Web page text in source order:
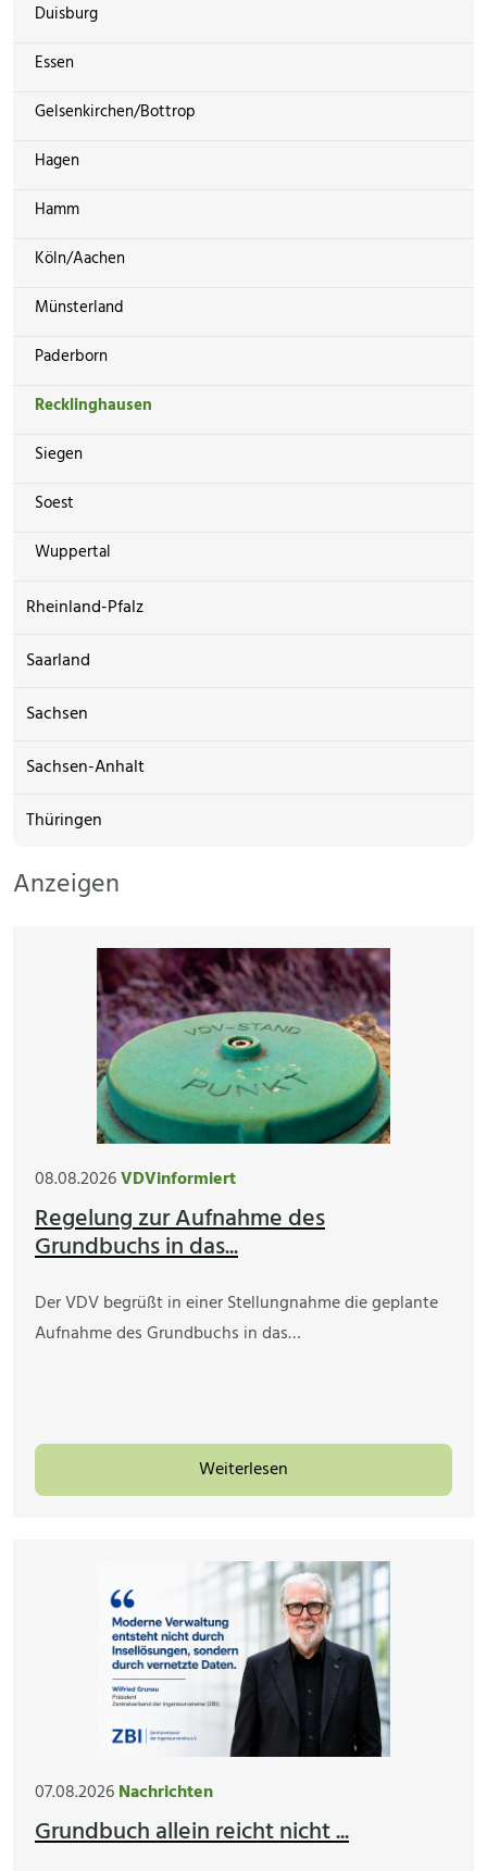
Duisburg
Essen
Gelsenkirchen/Bottrop
Hagen
Hamm
Köln/Aachen
Münsterland
Paderborn
Recklinghausen
Siegen
Soest
Wuppertal
Rheinland-Pfalz
Saarland
Sachsen
Sachsen-Anhalt
Thüringen
Anzeigen
08.08.2026VDVinformiert
Regelung zur Aufnahme des
Grundbuchs in das...
Der VDV begrüßt in einer Stellungnahme die geplante
Aufnahme des Grundbuchs in das…
Weiterlesen
07.08.2026Nachrichten
Grundbuch allein reicht nicht ...